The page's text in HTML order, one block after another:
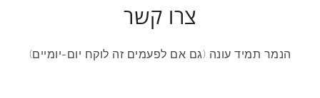
צרו קשר
הנמר תמיד עונה (גם אם לפעמים זה לוקח יום-יומיים)